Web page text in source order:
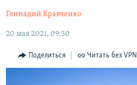
главной
Вернутся
поиску
11 ЛЕТ ОККУПАЦИИ КРЫМА. 11 ИСТОРИЙ
ЕЩЕ
ИНТЕРАКТИВ
ИНФОГРАФИКА
РАДІО СВОБОДА
КАК ОБОЙТИ БЛОКИРОВКУ
Геннадий Кравченко
20 мая 2021, 09:30
Поделиться Читать без VPN